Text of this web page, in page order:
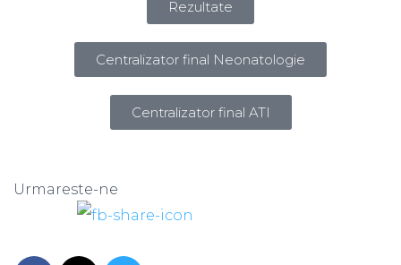
Rezultate
Centralizator final Neonatologie
Centralizator final ATI
Urmareste-ne